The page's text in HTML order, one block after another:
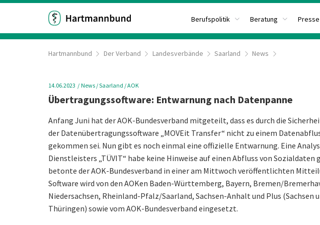
Berufspolitik Beratung
Hartmannbund Der Verband Landesverbände Saarland News
14.06.2023 News / Saarland / AOK
Übertragungssoftware: Entwarnung nach Datenpanne
Anfang Juni hat der AOK-Bundesverband mitgeteilt, dass es durch die
der Datenübertragungssoftware „MOVEit Transfer“ nicht zu einem
gekommen sei. Nun gibt es noch einmal eine offizielle Entwarnung. Eine
Dienstleisters „TÜVIT“ habe keine Hinweise auf einen Abfluss von Sozialdaten
betonte der AOK-Bundesverband in einer am Mittwoch veröffentlichten
Software wird von den AOKen Baden-Württemberg, Bayern, Bremen/
Niedersachsen, Rheinland-Pfalz/Saarland, Sachsen-Anhalt und Plus (Sachsen
Thüringen) sowie vom AOK-Bundesverband eingesetzt.